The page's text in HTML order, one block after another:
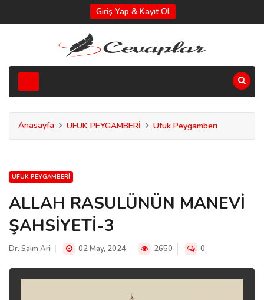
Giriş Yap & Kayıt Ol
Anasayfa UFUK PEYGAMBERİ Ufuk Peygamberi
UFUK PEYGAMBERI
ALLAH RASULÜNÜN MANEVİ
ŞAHSİYETİ-3
Dr. Saim Ari 02 May, 2024 2650 0